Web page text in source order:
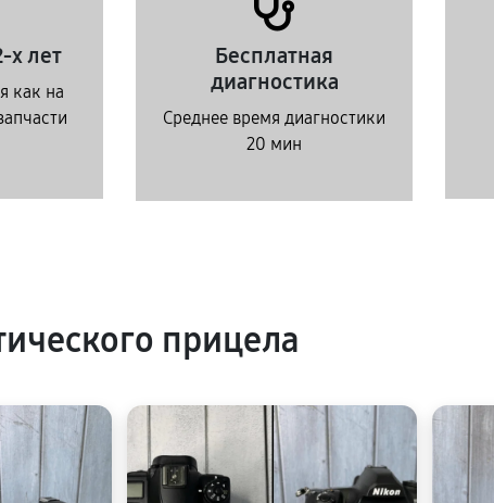
х лет
как на
Бесплатная
диагностика
Среднее время диагностики
20 мин
прицела